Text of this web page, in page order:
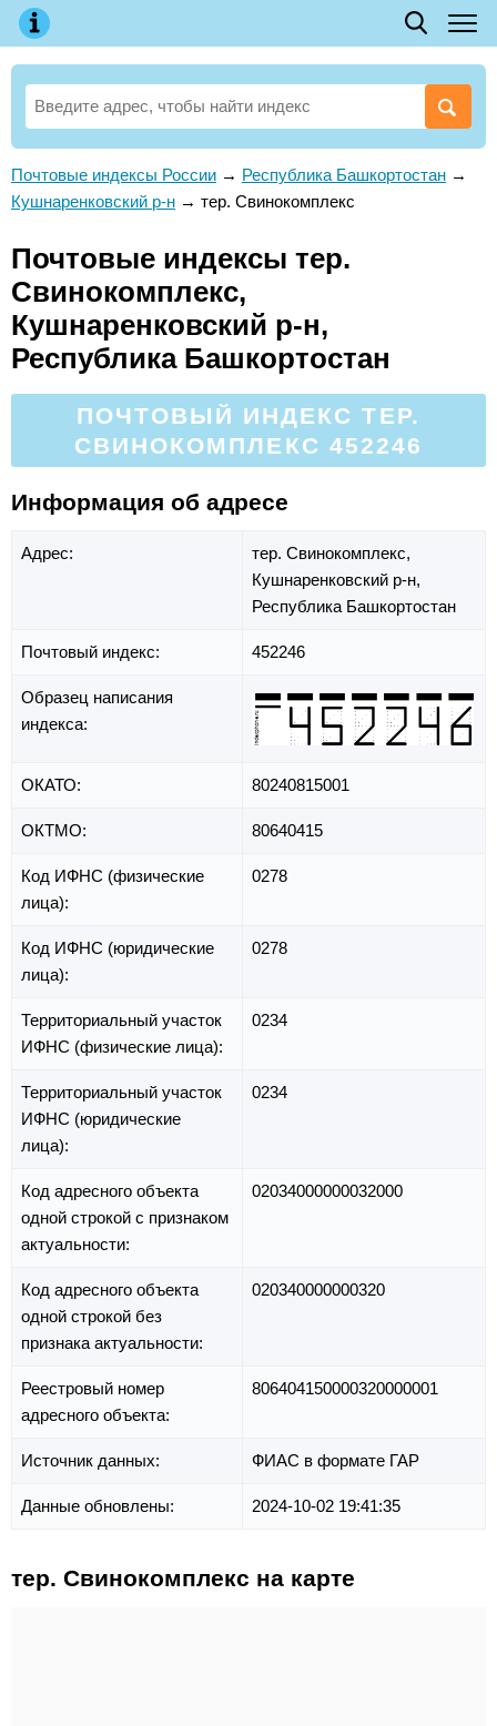
Почтовые индексы России → Республика Башкортостан →
Кушнаренковский р-н → тер. Свинокомплекс
Почтовые индексы тер.
Свинокомплекс,
Кушнаренковский р-н,
Республика Башкортостан
ПОЧТОВЫЙ ИНДЕКС ТЕР.
СВИНОКОМПЛЕКС 452246
Информация об адресе
Адрес:
тер. Свинокомплекс,
Кушнаренковский р-н,
Республика Башкортостан
Почтовый индекс: 452246
Образец написания
индекса:
ОКАТО: 80240815001
ОКТМО: 80640415
Код ИФНС (физические
лица):
0278
Код ИФНС (юридические
лица):
0278
Территориальный участок
ИФНС (физические лица):
0234
Территориальный участок
ИФНС (юридические
лица):
0234
Код адресного объекта
одной строкой с признаком
актуальности:
02034000000032000
Код адресного объекта
одной строкой без
признака актуальности:
020340000000320
Реестровый номер
адресного объекта:
806404150000320000001
Источник данных: ФИАС в формате ГАР
Данные обновлены: 2024-10-02 19:41:35
тер. Свинокомплекс на карте